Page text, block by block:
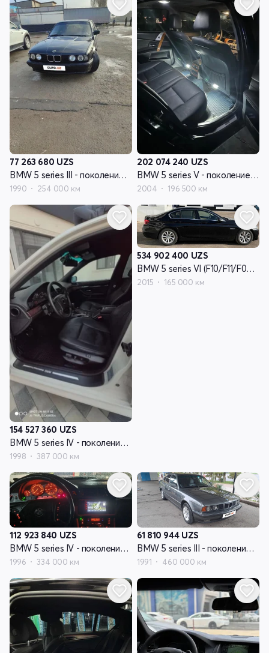
77 263 680 UZS
BMW 5 series III - поколение (E34)
1990 254 000 км
202 074 240 UZS
BMW 5 series V - поколение (E60/E61)
2004 196 500 км
154 527 360 UZS
BMW 5 series IV - поколение (E39)
1998 387 000 км
534 902 400 UZS
BMW 5 series VI (F10/F11/F07) - поколение рестайлинг
2015 165 000 км
112 923 840 UZS
BMW 5 series IV - поколение (E39)
1996 334 000 км
61 810 944 UZS
BMW 5 series III - поколение (E34)
1991 460 000 км